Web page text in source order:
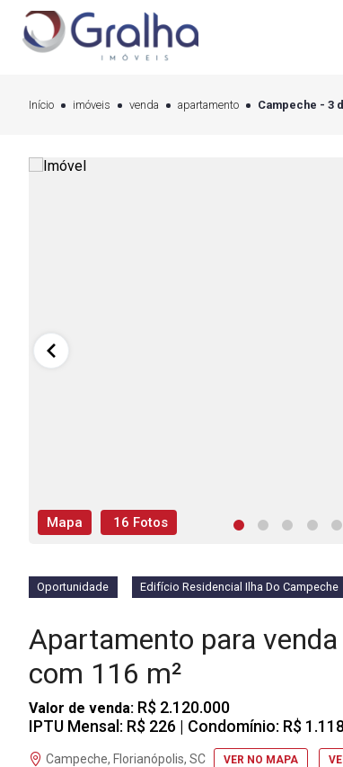
Início imóveis venda apartamento Campeche - 3
Mapa 16 Fotos
Oportunidade Edifício Residencial Ilha Do Campeche
Apartamento para
com 116 m²
Valor de venda: R$ 2.120.000
IPTU Mensal: R$ 226 | Condomínio: R$ 1.118
Campeche, Florianópolis, SC VER NO MAPA